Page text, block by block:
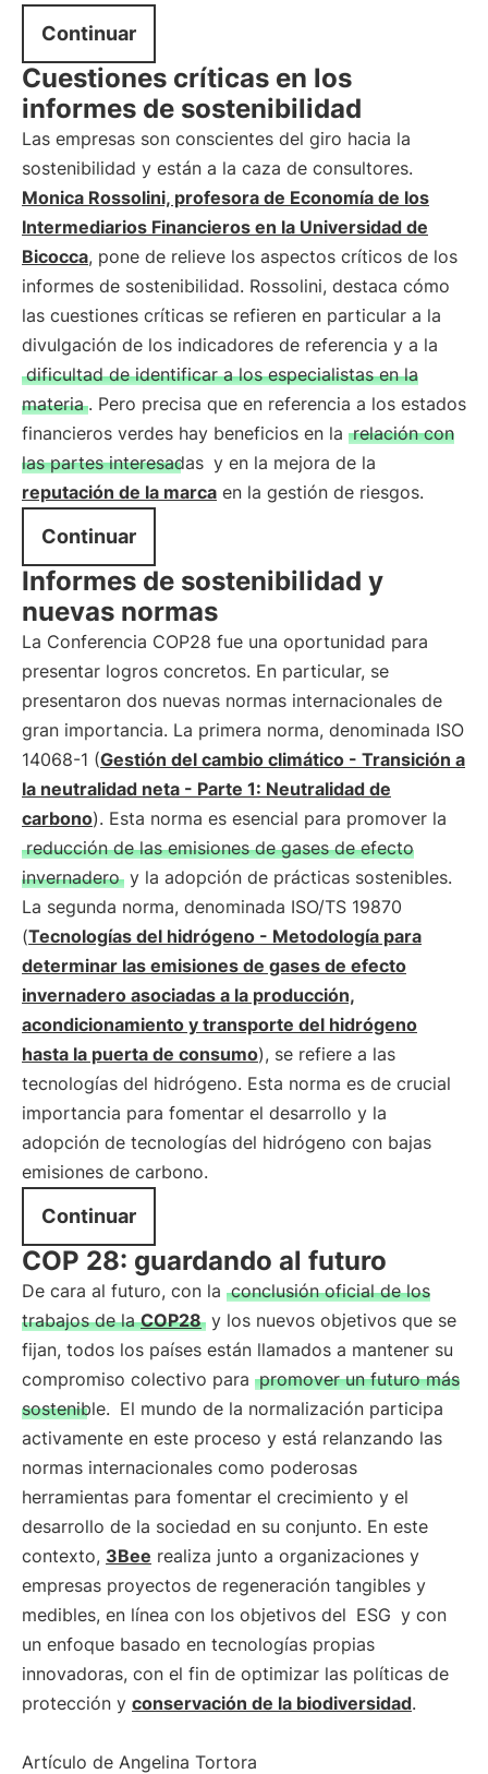
Continuar
Cuestiones críticas en los
informes de sostenibilidad
Las empresas son conscientes del giro hacia la
sostenibilidad y están a la caza de consultores.
Monica Rossolini, profesora de Economía de los
Intermediarios Financieros en la Universidad de
Bicocca, pone de relieve los aspectos críticos de los
informes de sostenibilidad. Rossolini, destaca cómo
las cuestiones críticas se refieren en particular a la
divulgación de los indicadores de referencia y a la
dificultad de identificar a los especialistas en la
materia . Pero precisa que en referencia a los estados
financieros verdes hay beneficios en la relación con
las partes interesadas y en la mejora de la
reputación de la marca en la gestión de riesgos.
Continuar
Informes de sostenibilidad y
nuevas normas
La Conferencia COP28 fue una oportunidad para
presentar logros concretos. En particular, se
presentaron dos nuevas normas internacionales de
gran importancia. La primera norma, denominada ISO
14068-1 (Gestión del cambio climático - Transición a
la neutralidad neta - Parte 1: Neutralidad de
carbono). Esta norma es esencial para promover la
reducción de las emisiones de gases de efecto
invernadero y la adopción de prácticas sostenibles.
La segunda norma, denominada ISO/TS 19870
(Tecnologías del hidrógeno - Metodología para
determinar las emisiones de gases de efecto
invernadero asociadas a la producción,
acondicionamiento y transporte del hidrógeno
hasta la puerta de consumo), se refiere a las
tecnologías del hidrógeno. Esta norma es de crucial
importancia para fomentar el desarrollo y la
adopción de tecnologías del hidrógeno con bajas
emisiones de carbono.
Continuar
COP 28: guardando al futuro
De cara al futuro, con la conclusión oficial de los
trabajos de laCOP28 y los nuevos objetivos que se
fijan, todos los países están llamados a mantener su
compromiso colectivo para promover un futuro más
sostenible. El mundo de la normalización participa
activamente en este proceso y está relanzando las
normas internacionales como poderosas
herramientas para fomentar el crecimiento y el
desarrollo de la sociedad en su conjunto. En este
contexto, 3Bee realiza junto a organizaciones y
empresas proyectos de regeneración tangibles y
medibles, en línea con los objetivos del ESG y con
un enfoque basado en tecnologías propias
innovadoras, con el fin de optimizar las políticas de
protección y conservación de la biodiversidad.
Artículo de Angelina Tortora